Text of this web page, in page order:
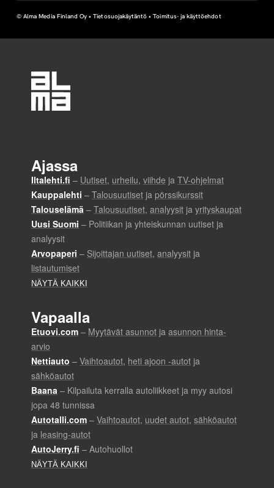
© Alma Media Finland Oy •Tietosuojakäytäntö •Toimitus- ja käyttöehdot